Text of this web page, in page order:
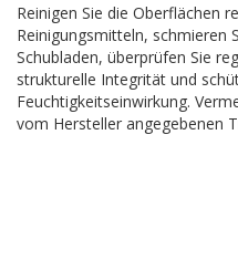
Reinigen Sie die Oberflächen
Reinigungsmitteln, schmieren
Schubladen, überprüfen Sie
strukturelle Integrität und
Feuchtigkeitseinwirkung.
vom Hersteller angegebenen